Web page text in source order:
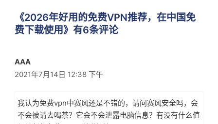
《2026年好用的免费VPN推荐，在中国免
费下载使用》有6条评论
AAA
2021年7月14日 12:38 下午
我认为免费vpn中赛风还是不错的，请问赛风安全吗，会
不会被请去喝茶？它会不会泄露电脑信息？有没有什么值